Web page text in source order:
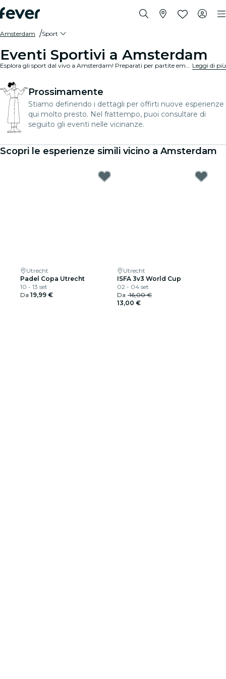
Amsterdam Sport
Eventi Sportivi a Amsterdam
Esplora gli sport dal vivo a Amsterdam! Preparati per partite emozionanti in stadi e arene all'avanguardia. Senti l'emozione nell'aria con migliaia di altri fan mentre tifi per le tue squadre preferite. Non perdere nemmeno un minuto dell'azione! Leggi di più
Prossimamente
Stiamo definendo i dettagli per offirti nuove esperienze
qui molto presto. Nel frattempo, puoi consultare di
seguito gli eventi nelle vicinanze.
Scopri le esperienze simili vicino a Amsterdam
Utrecht
Padel Copa Utrecht
10 - 13 set
Da 19,99 €
Utrecht
ISFA 3v3 World Cup
02 - 04 set
Da 16,00 €
13,00 €